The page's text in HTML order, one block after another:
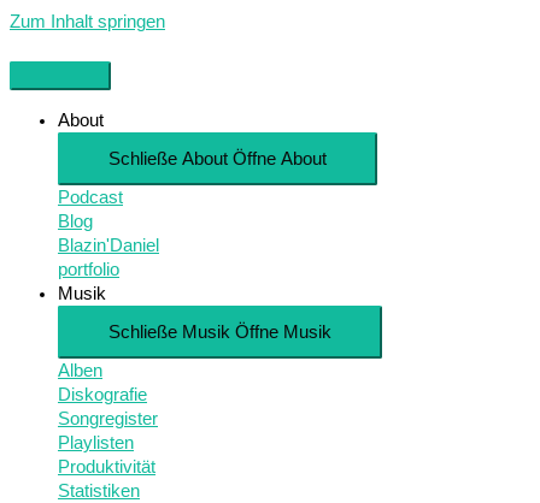
Zum Inhalt springen
About
Schließe About Öffne About
Podcast
Blog
Blazin'Daniel
portfolio
Musik
Schließe Musik Öffne Musik
Alben
Diskografie
Songregister
Playlisten
Produktivität
Statistiken